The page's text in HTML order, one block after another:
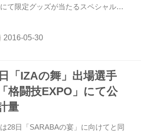
て限定グッズが当たるスペシャルガ
ン入りパンフレットが追加‼︎ 2015年末
FF広報大使としてさいたまスー
だ！ ガチャガチャの中身は開けての
しみ‼︎ オフィシャルファンクラブ会員
てこのイベントに参加しよう‼︎ 2015
RIZIN FF広報大使を務めた「橋本マ
フィシャルファンクラブサイト強者ノ
「IZAの舞」出場選手
格闘技EXPO」にて公
量
28日「SARABAの宴」に向けてと同